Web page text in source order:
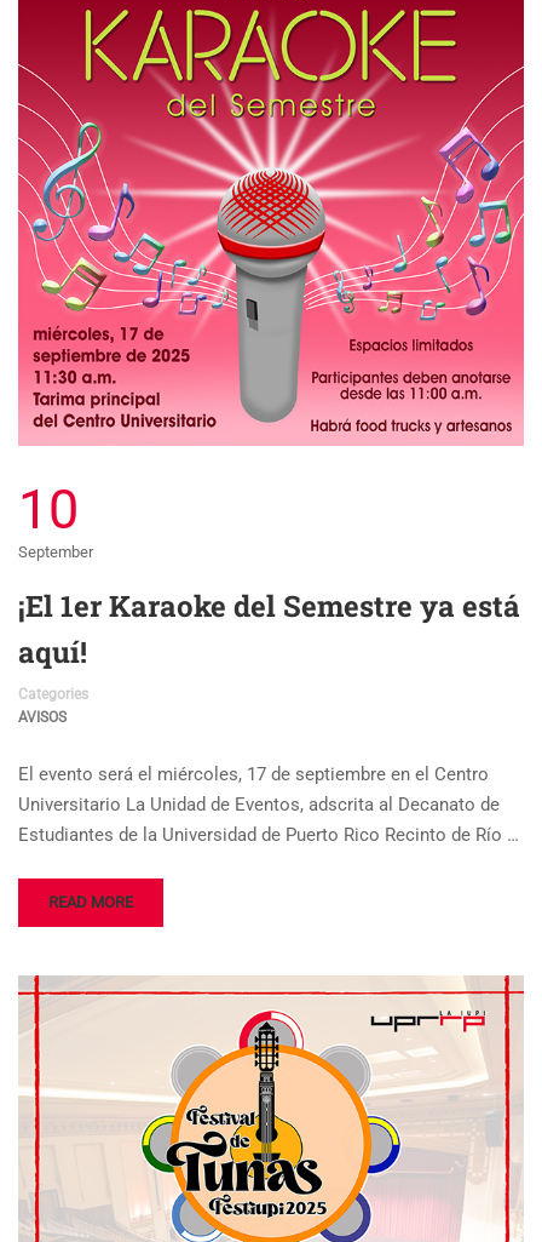
10
September
¡El 1er Karaoke del Semestre ya está
aquí!
Categories
AVISOS
El evento será el miércoles, 17 de septiembre en el Centro
Universitario La Unidad de Eventos, adscrita al Decanato de
Estudiantes de la Universidad de Puerto Rico Recinto de Río …
READ MORE